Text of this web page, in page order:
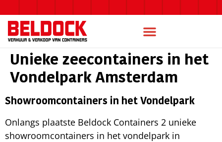
Unieke zeecontainers in het
Vondelpark Amsterdam
Showroomcontainers in het Vondelpark
Onlangs plaatste Beldock Containers 2 unieke
showroomcontainers in het vondelpark in